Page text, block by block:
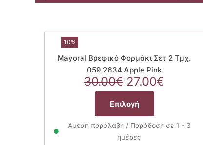
10%
Mayoral Βρεφικό Φορμάκι Σετ 2 Τμχ.
059 2634 Apple Pink
30.00€ Original
price
was:
30.00€.
27.00€
27.00€.
Επιλογή
Αυτό
προϊόν
έχει
Άμεση παραλαβή / Παράδοση σε 1 - 3
ημέρες